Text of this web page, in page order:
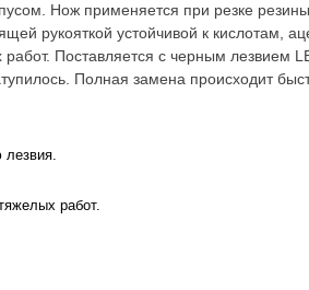
Нож применяется при резке
рукояткой устойчивой к кислотам,
Поставляется с черным лезвием
Полная замена происходит
работ.